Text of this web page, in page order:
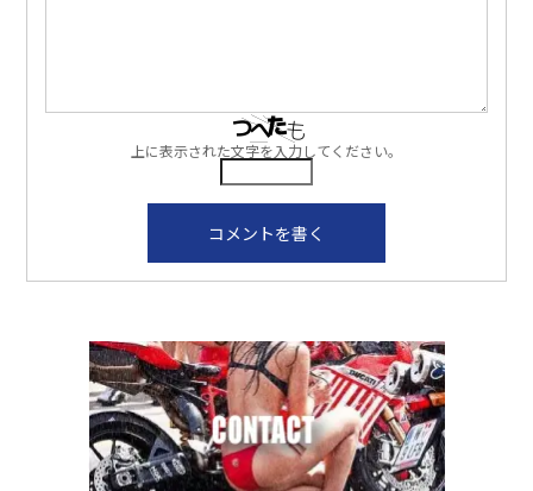
上に表示された文字を入力してください。